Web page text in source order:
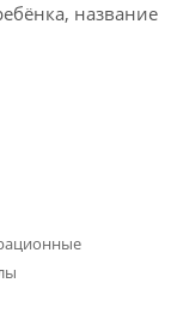
название